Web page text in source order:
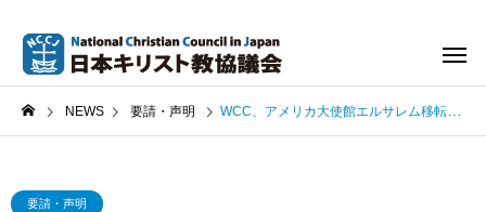
NEWS 要請・声明 WCC、アメリカ大使館エルサレム移転に抗議声明
要請・声明